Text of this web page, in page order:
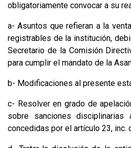
obligatoriamente convocar a su
a- Asuntos que refieran a la
registrables de la institución,
Secretario de la Comisión
para cumplir el mandato de la
b- Modificaciones al presente
c- Resolver en grado de
sobre sanciones
concedidas por el artículo 23, inc.